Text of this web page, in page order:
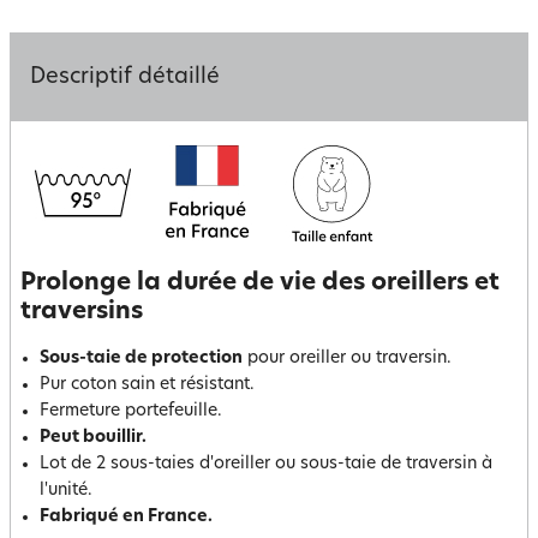
Descriptif détaillé
Prolonge la durée de vie des oreillers et
traversins
Sous-taie de protection pour oreiller ou traversin.
Pur coton sain et résistant.
Fermeture portefeuille.
Peut bouillir.
Lot de 2 sous-taies d'oreiller ou sous-taie de traversin à
l'unité.
Fabriqué en France.